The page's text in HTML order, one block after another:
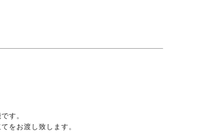
す。
をお渡し致します。